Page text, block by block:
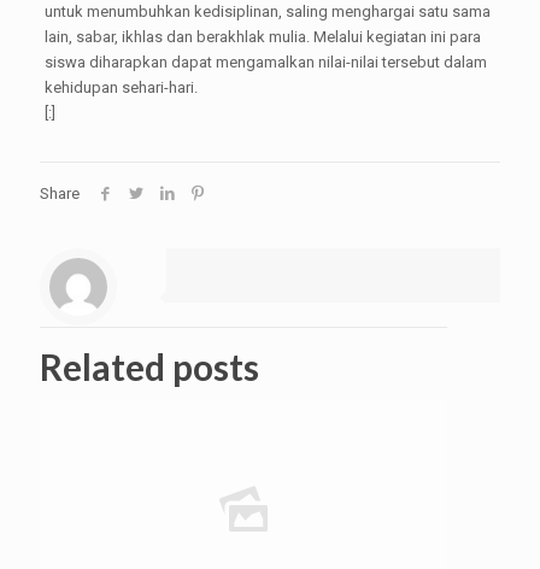
untuk menumbuhkan kedisiplinan, saling menghargai satu sama
lain, sabar, ikhlas dan berakhlak mulia. Melalui kegiatan ini para
siswa diharapkan dapat mengamalkan nilai-nilai tersebut dalam
kehidupan sehari-hari.
[:]
Share
Related posts